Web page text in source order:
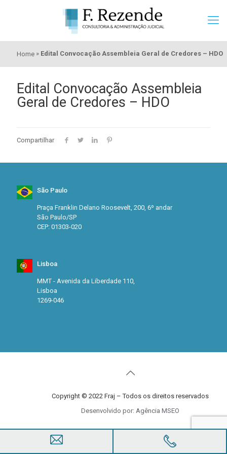
Home » Edital Convocação Assembleia Geral de Credores – HDO
Edital Convocação Assembleia
Geral de Credores – HDO
Compartilhar
São Paulo
Praça Franklin Delano Roosevelt, 200, 6º andar
São Paulo/SP
CEP: 01303-020
Lisboa
MMT - Avenida da Liberdade 110,
Lisboa
1269-046
Copyright © 2022 Fraj – Todos os direitos reservados
Desenvolvido por: Agência MSEO